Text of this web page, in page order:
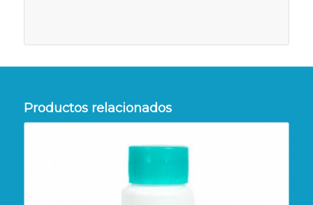
Productos relacionados